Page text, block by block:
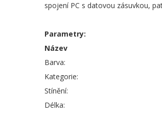
spojení PC s datovou zásuvkou,
Parametry:
Název
Barva:
Kategorie:
Stínění:
Délka: